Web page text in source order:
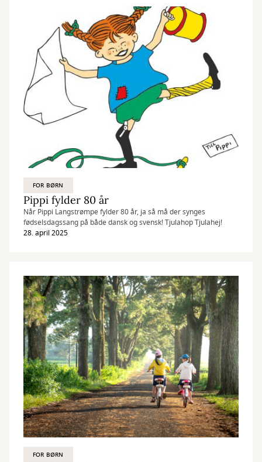
FOR BØRN
Pippi fylder 80 år
Når Pippi Langstrømpe fylder 80 år, ja så må der synges
fødselsdagssang på både dansk og svensk! Tjulahop Tjulahej!
28. april 2025
FOR BØRN